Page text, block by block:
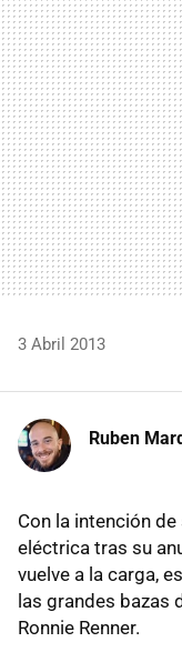
3 Abril 2013
Ruben
Con la intención
eléctrica tras su
vuelve a la carga,
las grandes bazas
Ronnie Renner.